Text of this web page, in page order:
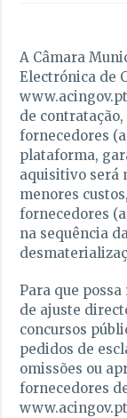
A Câmara
Electrónica de
de
fornecedores
plataforma,
aquisitivo será
menores
fornecedores
na sequência
Para que
de ajuste
concursos
pedidos de
omissões ou
fornecedores